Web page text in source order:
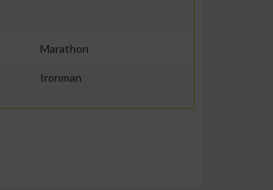
Marathon
Ironman